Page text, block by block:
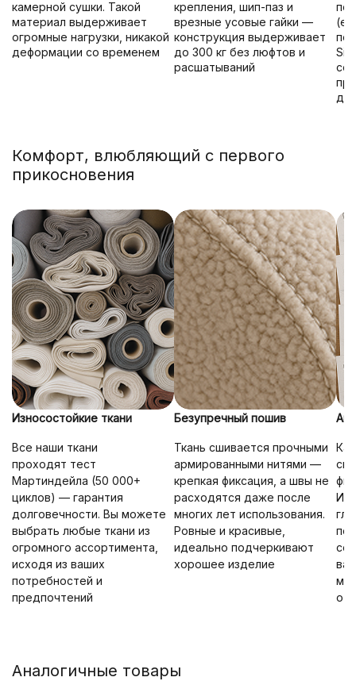
камерной сушки. Такой
материал выдерживает
огромные нагрузки, никакой
деформации со временем
крепления, шип-паз и
врезные усовые гайки —
конструкция выдерживает
до 300 кг без люфтов и
расшатываний
Комфорт, влюбляющий с первого
прикосновения
Износостойкие ткани
Все наши ткани
проходят тест
Мартиндейла (50 000+
циклов) — гарантия
долговечности. Вы можете
выбрать любые ткани из
огромного ассортимента,
исходя из ваших
потребностей и
предпочтений
Безупречный пошив
Ткань сшивается прочными
армированными нитями —
крепкая фиксация, а швы не
расходятся даже после
многих лет использования.
Ровные и красивые,
идеально подчеркивают
хорошее изделие
Аналогичные товары